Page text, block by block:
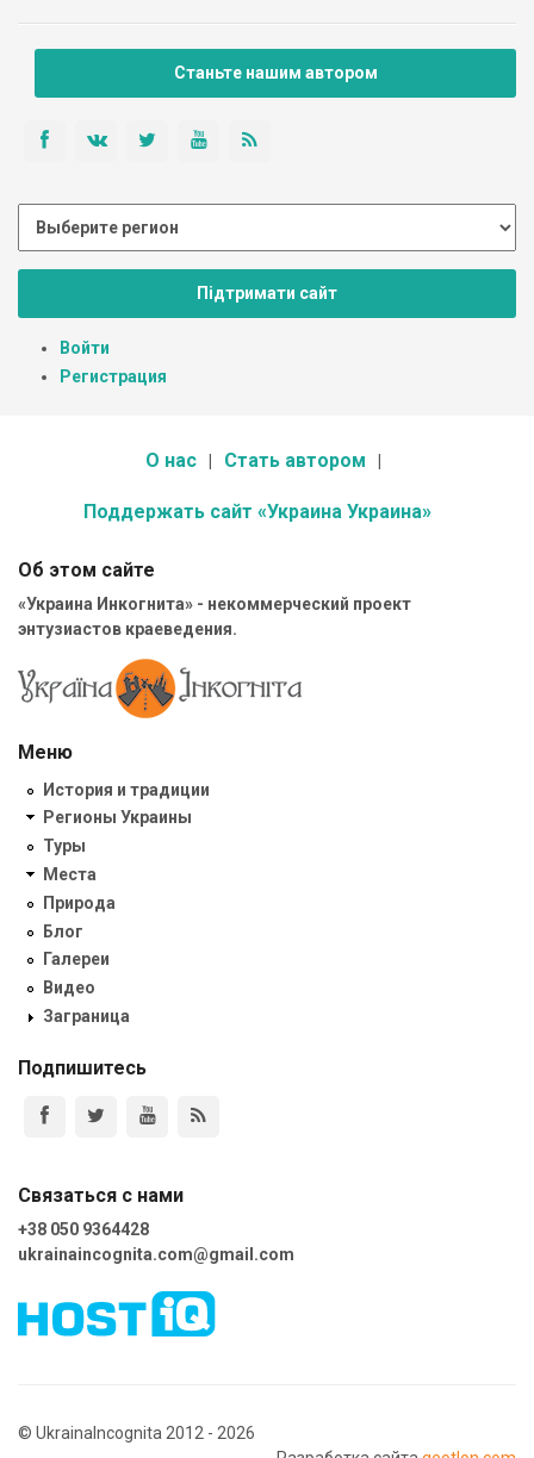
Станьте нашим автором
Підтримати сайт
Войти
Регистрация
О нас Стать автором
Поддержать сайт «Украина Украина»
Об этом сайте
«Украина Инкогнита» - некоммерческий проект
энтузиастов краеведения.
Меню
История и традиции
Регионы Украины
Туры
Места
Природа
Блог
Галереи
Видео
Заграница
Подпишитесь
Связаться с нами
+38 050 9364428
ukrainaincognita.com@gmail.com
© UkrainaIncognita 2012 - 2026